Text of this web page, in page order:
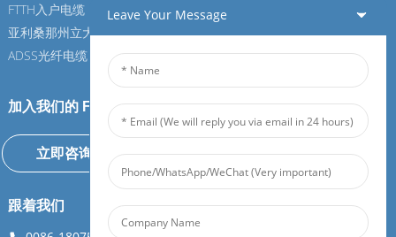
FTTH入户电缆
亚利桑那州立大学光纤电缆
ADSS光纤电缆
FTTH入户电缆
亚利桑那州立大学光纤电缆
ADSS光纤电缆
加入我们的 Feiboer
立即咨询
跟着我们
Leave Your Message